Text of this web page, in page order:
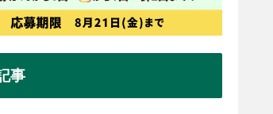
事